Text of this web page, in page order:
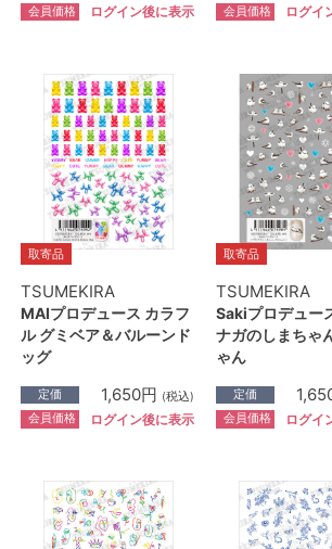
会員価格 ログイン後に表示 会員価格 ログイ
取寄品
TSUMEKIRA
MAIプロデュース カラフ
ル グミベア＆バルーンド
ッグ
定価 1,650円 (税込)
会員価格 ログイン後に表示
取寄品
TSUMEKIRA
Sakiプロデュー
ナガのしまちゃ
ゃん
定価
会員価格 ログイ